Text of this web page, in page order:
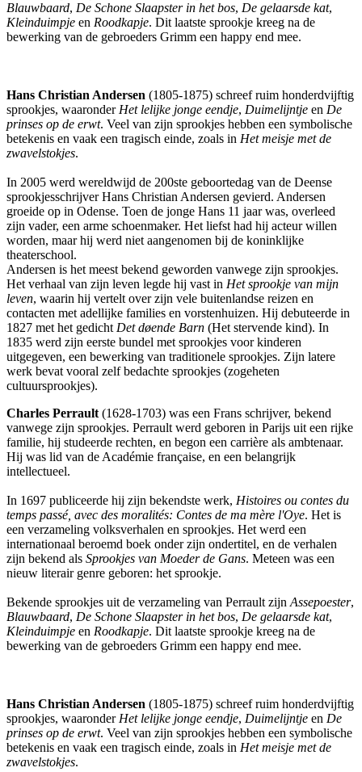
Blauwbaard, De Schone Slaapster in het bos, De gelaarsde kat,
Kleinduimpje en Roodkapje. Dit laatste sprookje kreeg na de
bewerking van de gebroeders Grimm een happy end mee.
Hans Christian Andersen (1805-1875) schreef ruim honderdvijftig
sprookjes, waaronderHet lelijke jonge eendje, Duimelijntje en De
prinses op de erwt. Veel van zijn sprookjes hebben een symbolische
betekenis en vaak een tragisch einde, zoals in Het meisje met de
zwavelstokjes.
In 2005 werd wereldwijd de 200ste geboortedag van de Deense
sprookjesschrijver Hans Christian Andersen gevierd. Andersen
groeide op in Odense. Toen de jonge Hans 11 jaar was, overleed
zijn vader, een arme schoenmaker. Het liefst had hij acteur willen
worden, maar hij werd niet aangenomen bij de koninklijke
theaterschool.
Andersen is het meest bekend geworden vanwege zijn sprookjes.
Het verhaal van zijn leven legde hij vast in Het sprookje van mijn
leven, waarin hij vertelt over zijn vele buitenlandse reizen en
contacten met adellijke families en vorstenhuizen. Hij debuteerde in
1827 met het gedichtDet døende Barn (Het stervende kind). In
1835 werd zijn eerste bundel met sprookjes voor kinderen
uitgegeven, een bewerking van traditionele sprookjes. Zijn latere
werk bevat vooral zelf bedachte sprookjes (zogeheten
cultuursprookjes).
Charles Perrault(1628-1703) was een Frans schrijver, bekend
vanwege zijn sprookjes. Perrault werd geboren in Parijs uit een rijke
familie, hij studeerde rechten, en begon een carrière als ambtenaar.
Hij was lid van de Académie française, en een belangrijk
intellectueel.
In 1697 publiceerde hij zijn bekendste werk, Histoires ou contes du
temps passé, avec des moralités: Contes de ma mère l'Oye. Het is
een verzameling volksverhalen en sprookjes. Het werd een
internationaal beroemd boek onder zijn ondertitel, en de verhalen
zijn bekend als Sprookjes van Moeder de Gans. Meteen was een
nieuw literair genre geboren: het sprookje.
Bekende sprookjes uit de verzameling van Perrault zijnAssepoester,
Blauwbaard, De Schone Slaapster in het bos, De gelaarsde kat,
Kleinduimpje en Roodkapje. Dit laatste sprookje kreeg na de
bewerking van de gebroeders Grimm een happy end mee.
Hans Christian Andersen (1805-1875) schreef ruim honderdvijftig
sprookjes, waaronderHet lelijke jonge eendje, Duimelijntje en De
prinses op de erwt. Veel van zijn sprookjes hebben een symbolische
betekenis en vaak een tragisch einde, zoals in Het meisje met de
zwavelstokjes.